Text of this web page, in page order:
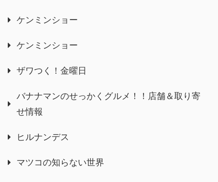
ケンミンショー
ケンミンショー
ザワつく！金曜日
バナナマンのせっかくグルメ！！店舗＆取り寄
せ情報
ヒルナンデス
マツコの知らない世界